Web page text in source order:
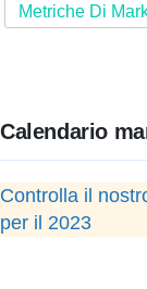
Metriche Di
Calendario
Controlla il
per il 2023